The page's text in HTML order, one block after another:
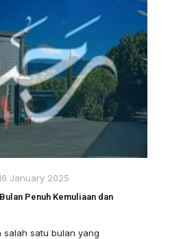
January 2025
Penuh Kemuliaan dan
salah satu bulan yang